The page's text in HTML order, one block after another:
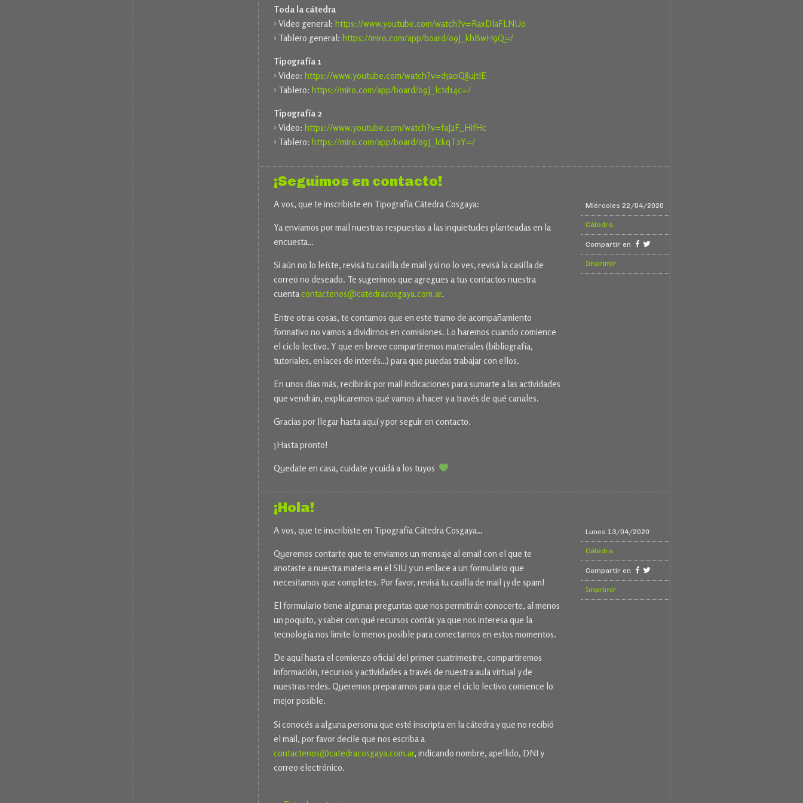
Toda la cátedra
› Video general: https://www.youtube.com/watch?v=RaxDlaFLNUo
› Tablero general: https://miro.com/app/board/o9J_khBwH9Q=/
Tipografía 1
› Video: https://www.youtube.com/watch?v=d5a0Q8ujtIE
› Tablero: https://miro.com/app/board/o9J_lctd14c=/
Tipografía 2
› Video: https://www.youtube.com/watch?v=faJ2F_HifHc
› Tablero: https://miro.com/app/board/o9J_lckqT2Y=/
Miércoles 22/04/2020
Cátedra
Compartir en
Imprimir
¡Seguimos en contacto!
A vos, que te inscribiste en Tipografía Cátedra Cosgaya:
Ya enviamos por mail nuestras respuestas a las inquietudes planteadas en la
encuesta…
Si aún no lo leíste, revisá tu casilla de mail y si no lo ves, revisá la casilla de
correo no deseado. Te sugerimos que agregues a tus contactos nuestra
cuenta contactenos@catedracosgaya.com.ar.
Entre otras cosas, te contamos que en este tramo de acompañamiento
formativo no vamos a dividirnos en comisiones. Lo haremos cuando comience
el ciclo lectivo. Y que en breve compartiremos materiales (bibliografía,
tutoriales, enlaces de interés…) para que puedas trabajar con ellos.
En unos días más, recibirás por mail indicaciones para sumarte a las actividades
que vendrán, explicaremos qué vamos a hacer y a través de qué canales.
Gracias por llegar hasta aquí y por seguir en contacto.
¡Hasta pronto!
Quedate en casa, cuidate y cuidá a los tuyos
Lunes 13/04/2020
Cátedra
Compartir en
Imprimir
¡Hola!
A vos, que te inscribiste en Tipografía Cátedra Cosgaya…
Queremos contarte que te enviamos un mensaje al email con el que te
anotaste a nuestra materia en el SIU y un enlace a un formulario que
necesitamos que completes. Por favor, revisá tu casilla de mail ¡y de spam!
El formulario tiene algunas preguntas que nos permitirán conocerte, al menos
un poquito, y saber con qué recursos contás ya que nos interesa que la
tecnología nos limite lo menos posible para conectarnos en estos momentos.
De aquí hasta el comienzo oficial del primer cuatrimestre, compartiremos
información, recursos y actividades a través de nuestra aula virtual y de
nuestras redes. Queremos prepararnos para que el ciclo lectivo comience lo
mejor posible.
Si conocés a alguna persona que esté inscripta en la cátedra y que no recibió
el mail, por favor decile que nos escriba a
contactenos@catedracosgaya.com.ar, indicando nombre, apellido, DNI y
correo electrónico.